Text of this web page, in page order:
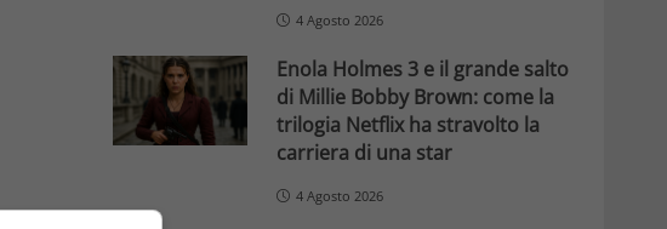
4 Agosto 2026
Enola Holmes 3 e il grande salto
di Millie Bobby Brown: come la
trilogia Netflix ha stravolto la
carriera di una star
4 Agosto 2026